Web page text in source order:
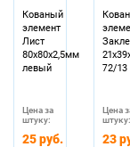
Кованый
элемент
Лист
80х80х2,5мм
левый
Цена за
штуку:
25 руб.
72/13
Цена
штуку:
23